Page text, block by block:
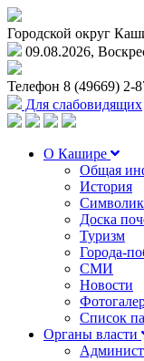
Городской округ
09.08.2026,
Телефон 8 (49669) 2-
Для слабовидящих
О Кашире
Общая
История
Доска
Туризм
Города-
СМИ
Новости
Список
Органы власти